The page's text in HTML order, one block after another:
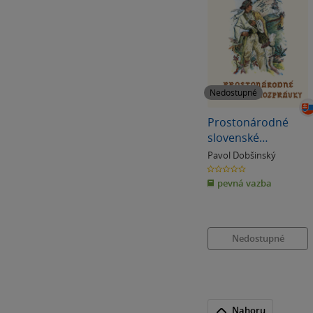
Nedostupné
Prostonárodné
slovenské
rozprávky III
Pavol Dobšinský
0.0
z
5
hvězdiček
pevná vazba
Nedostupné
Nahoru